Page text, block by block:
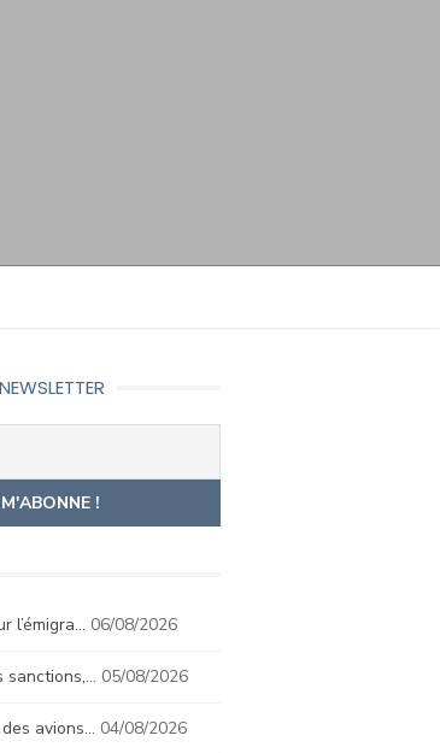
l’émigra… 06/08/2026
sanctions,… 05/08/2026
avions… 04/08/2026